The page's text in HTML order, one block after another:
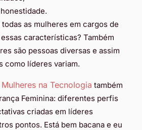
as mulheres em cargos de
características? Também
são pessoas diversas e assim
como líderes variam.
na Tecnologia também
Feminina: diferentes perfis
criadas em líderes
pontos. Está bem bacana e eu